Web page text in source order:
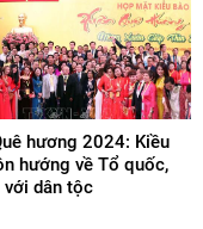
hương 2024: Kiều
hướng về Tổ quốc,
với dân tộc